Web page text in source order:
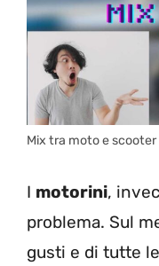
Mix tra moto e
I motorini,
problema. Sul
gusti e di tutte